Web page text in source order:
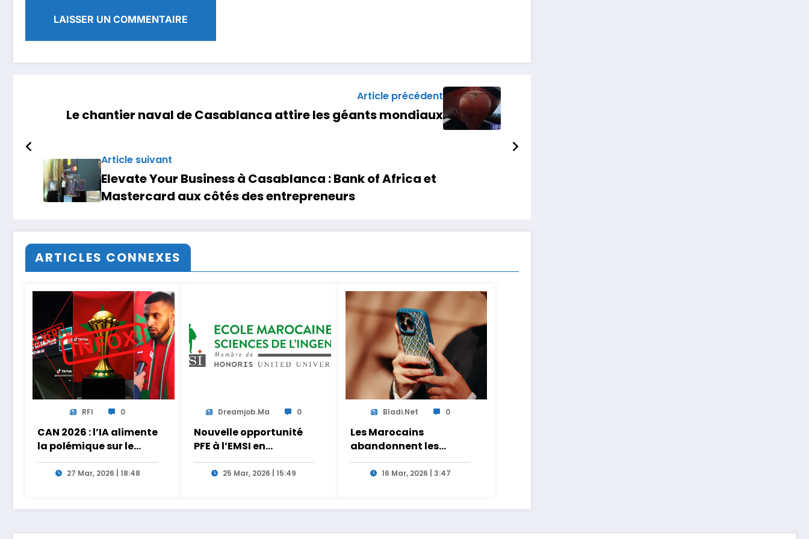
Article précédent
Le chantier naval de Casablanca attire les géants mondiaux
Article suivant
Elevate Your Business à Casablanca : Bank of Africa et
Mastercard aux côtés des entrepreneurs
ARTICLES CONNEXES
RFI 0
CAN 2026 : l’IA alimente
la polémique sur le
vainqueur de la finale
27 Mar, 2026 | 18:48
Dreamjob.ma 0
Nouvelle opportunité
PFE à l’EMSI en
intelligence artificielle
25 Mar, 2026 | 15:49
Bladi.net 0
Les Marocains
abandonnent les
appels et les SMS pour
Internet16 Mar, 2026 | 3:47